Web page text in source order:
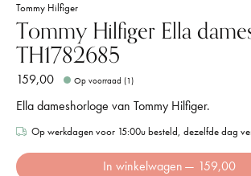
Tommy Hilfiger
Tommy Hilfiger Ella
TH1782685
159,00 Op voorraad (1)
Ella dameshorloge van Tommy Hilfiger.
Op werkdagen voor 15:00u besteld, dezelfde dag
In winkelwagen — 159,00